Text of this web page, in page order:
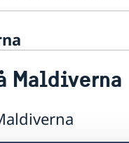
på
Maldiverna